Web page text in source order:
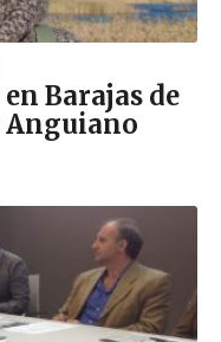
Barajas de
Anguiano